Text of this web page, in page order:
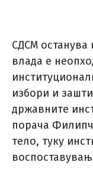
СДСМ останува
влада е
избори и
државните
порача
тело, туку